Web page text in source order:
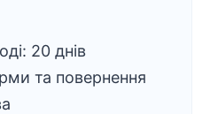
20 днів
та повернення